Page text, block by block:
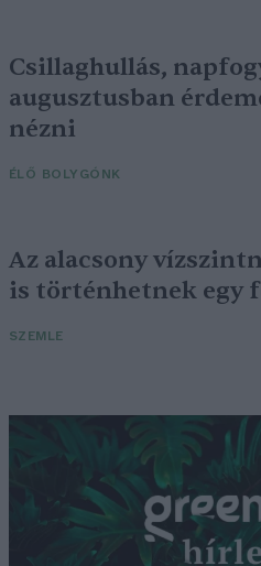
Csillaghullás,
augusztusban
nézni
ÉLŐ BOLYGÓNK
Az alacsony
is történhetnek egy
SZEMLE